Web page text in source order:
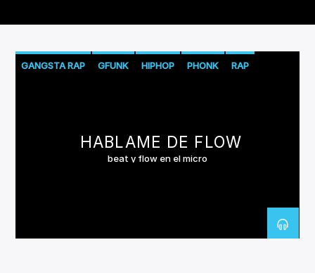
CANCIÓN ACTUAL
GANGSTA RAP GFUNK HIPHOP PHONK RAP
HABLAME DE FLOW
beat y flow en el micro